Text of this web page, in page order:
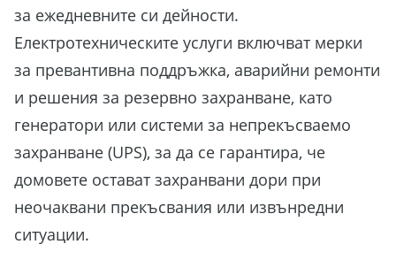
за ежедневните си дейности.
Електротехническите услуги включват мерки
за превантивна поддръжка, аварийни ремонти
и решения за резервно захранване, като
генератори или системи за непрекъсваемо
захранване (UPS), за да се гарантира, че
домовете остават захранвани дори при
неочаквани прекъсвания или извънредни
ситуации.